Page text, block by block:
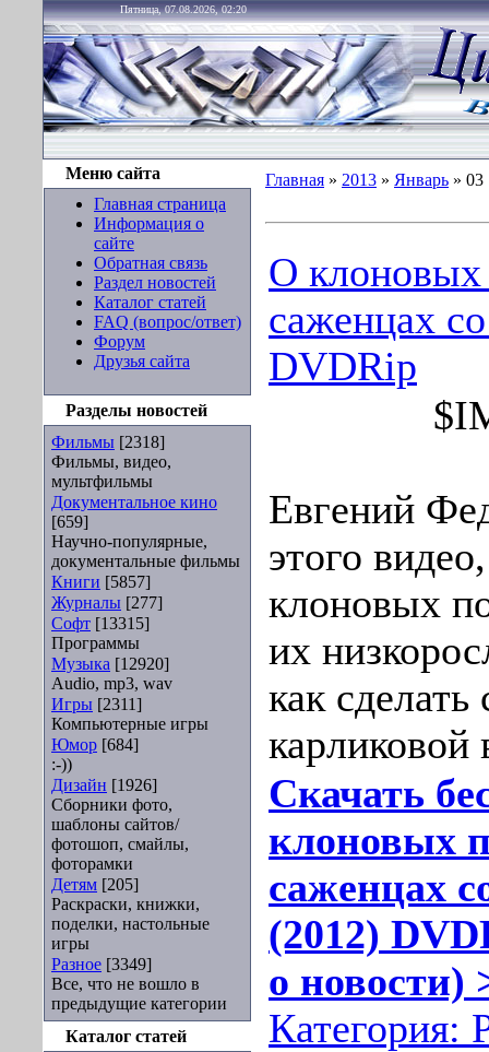
Пятница, 07.08.2026, 02:20
Меню сайта
Главная страница
Информация о
сайте
Обратная связь
Раздел новостей
Каталог статей
FAQ (вопрос/ответ)
Форум
Друзья сайта
Разделы новостей
Фильмы [2318]
Фильмы, видео,
мультфильмы
Документальное кино
[659]
Научно-популярные,
документальные фильмы
Книги [5857]
Журналы [277]
Софт [13315]
Программы
Музыка [12920]
Audio, mp3, wav
Игры [2311]
Компьютерные игры
Юмор [684]
:-))
Дизайн [1926]
Сборники фото,
шаблоны сайтов/
фотошоп, смайлы,
фоторамки
Детям [205]
Раскраски, книжки,
поделки, настольные
игры
Разное [3349]
Все, что не вошло в
предыдущие категории
Каталог статей
Главная » 2013 » Январь » 03
О клоновых
саженцах
DVDRip
Евгений
этого
клоновых
их
как
карликовой
Скачать
клоновых
саженцах
(2012)
о новости)
Категория: